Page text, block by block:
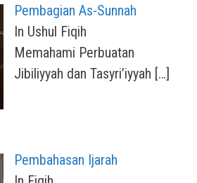
Pembagian As-Sunnah
In Ushul Fiqih
Memahami Perbuatan
Jibiliyyah dan Tasyri’iyyah […]
Pembahasan Ijarah